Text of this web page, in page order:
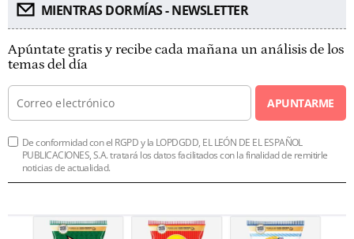
MIENTRAS DORMÍAS - NEWSLETTER
Apúntate gratis y recibe cada mañana un análisis de los
temas del día
APUNTARME
De conformidad con el RGPD y la LOPDGDD, EL LEÓN DE EL ESPAÑOL
PUBLICACIONES, S.A. tratará los datos facilitados con la finalidad de remitirle
noticias de actualidad.